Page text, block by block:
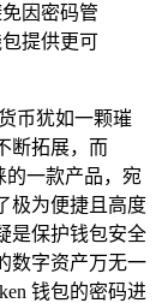
因密码管
提供更可
币犹如一颗璀
断拓展，而
的一款产品，宛
极为便捷且高度
是保护钱包安全
数字资产万无一
钱包的密码进